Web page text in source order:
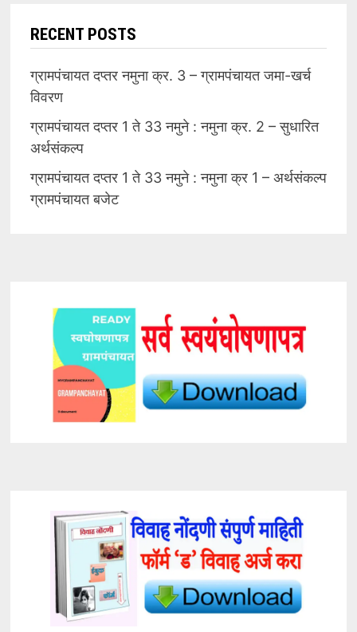
RECENT POSTS
ग्रामपंचायत दप्तर नमुना क्र. 3 – ग्रामपंचायत जमा-खर्च
विवरण
ग्रामपंचायत दप्तर 1 ते 33 नमुने : नमुना क्र. 2 – सुधारित
अर्थसंकल्प
ग्रामपंचायत दप्तर 1 ते 33 नमुने : नमुना क्र 1 – अर्थसंकल्प
ग्रामपंचायत बजेट